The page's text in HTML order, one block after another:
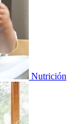
Nutrición